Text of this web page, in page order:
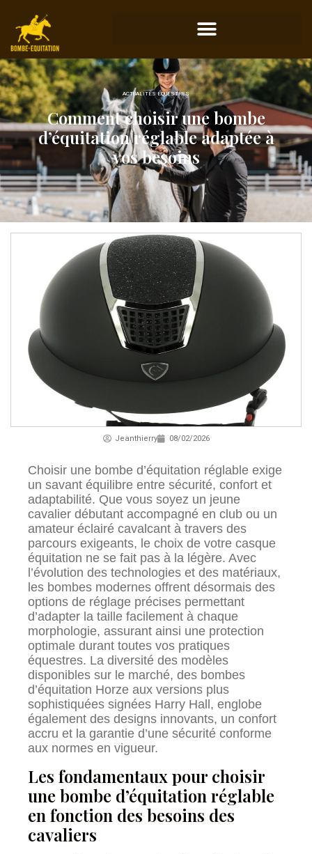
ACTUALITÉS ÉQUESTRES
Comment choisir une bombe
d’équitation réglable adaptée à
vos besoins
Jeanthierry 08/02/2026
Choisir une bombe d’équitation réglable exige
un savant équilibre entre sécurité, confort et
adaptabilité. Que vous soyez un jeune
cavalier débutant accompagné en club ou un
amateur éclairé cavalcant à travers des
parcours exigeants, le choix de votre casque
équitation ne se fait pas à la légère. Avec
l’évolution des technologies et des matériaux,
les bombes modernes offrent désormais des
options de réglage précises permettant
d’adapter la taille facilement à chaque
morphologie, assurant ainsi une protection
optimale durant toutes vos pratiques
équestres. La diversité des modèles
disponibles sur le marché, des bombes
d’équitation Horze aux versions plus
sophistiquées signées Harry Hall, englobe
également des designs innovants, un confort
accru et la garantie d’une sécurité conforme
aux normes en vigueur.
Les fondamentaux pour choisir
une bombe d’équitation réglable
en fonction des besoins des
cavaliers